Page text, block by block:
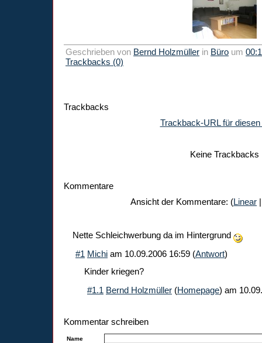
Geschrieben von Bernd Holzmüller in Büro um
Trackbacks (0)
Trackbacks
Trackback-URL für diesen
Keine Trackbacks
Kommentare
Ansicht der Kommentare: (Linear
Nette Schleichwerbung da im Hintergrund
#1 Michi am 10.09.2006 16:59 (Antwort)
Kinder kriegen?
#1.1 Bernd Holzmüller (Homepage) am
Kommentar schreiben
Name